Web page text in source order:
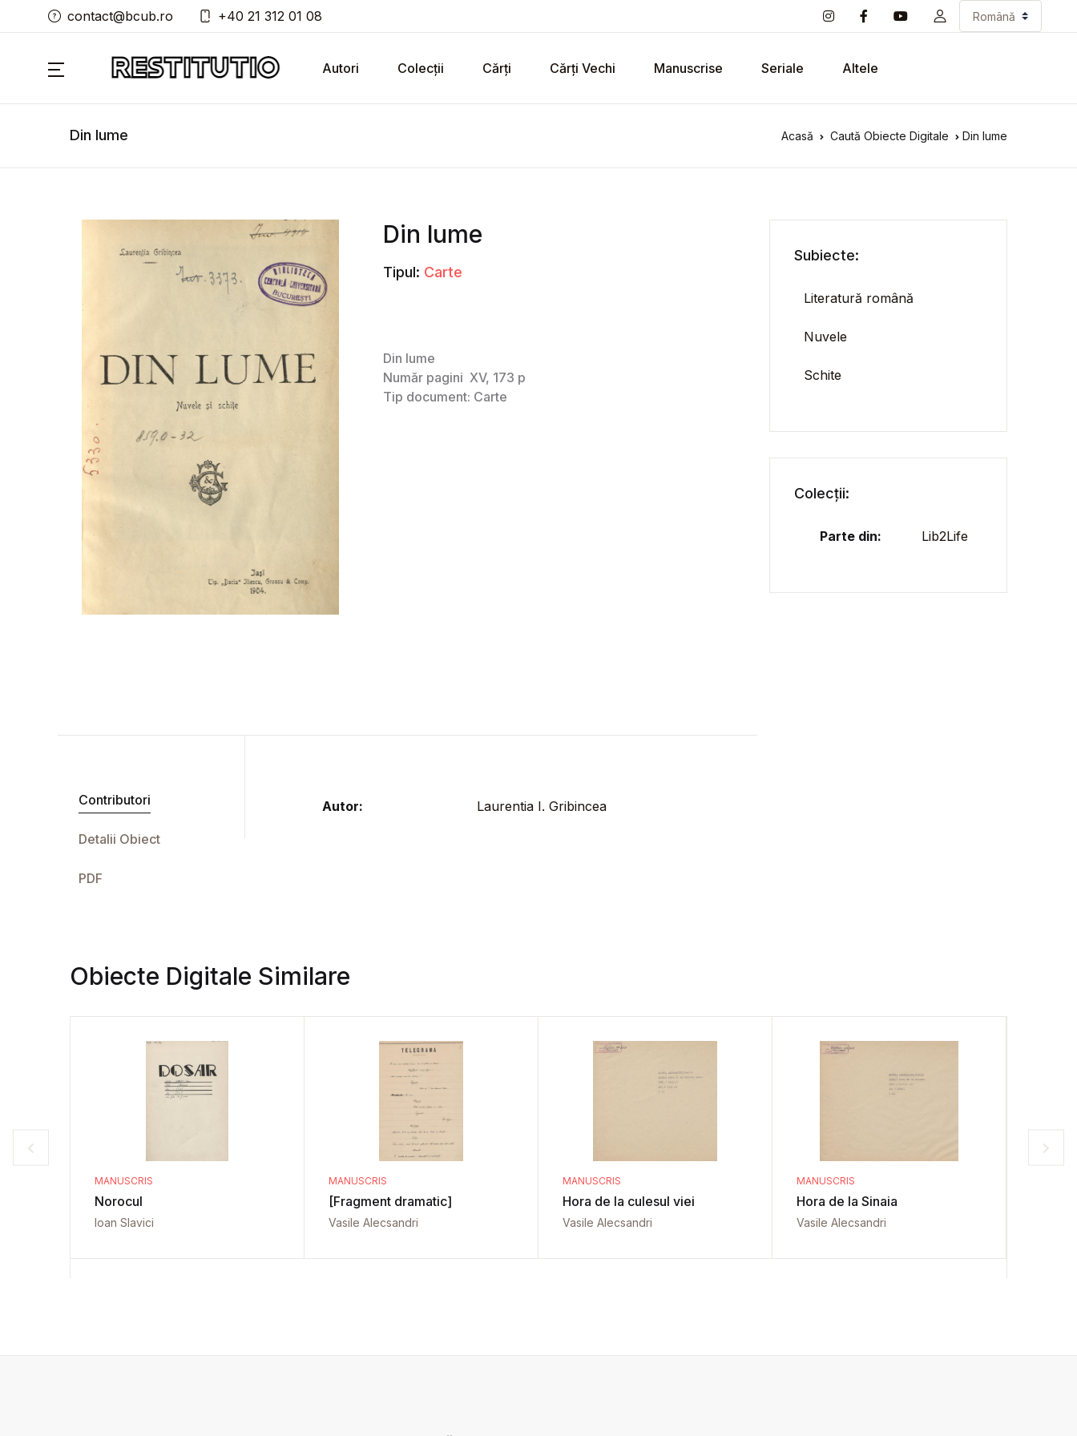
contact@bcub.ro +40 21 312 01 08
Autori Colecții Cărți Cărți Vechi Manuscrise Seriale Altele
Din lume Acasă Caută Obiecte Digitale Din lume
Din lume
Tipul: Carte
Contributori
Detalii Obiect
PDF
Autor: Laurentia I. Gribincea
Subiecte:
Literatură română
Nuvele
Schite
Colecții:
Parte din: Lib2Life
Obiecte Digitale Similare
MANUSCRIS
Norocul
Ioan Slavici
MANUSCRIS
[Fragment dramatic]
Vasile Alecsandri
MANUSCRIS
Hora de la culesul viei
Vasile Alecsandri
MANUSCRIS
Hora de la Sinaia
Vasile Alecsandri